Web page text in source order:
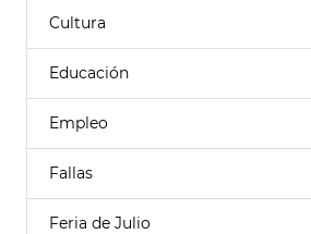
Cultura
Educación
Empleo
Fallas
Feria de Julio